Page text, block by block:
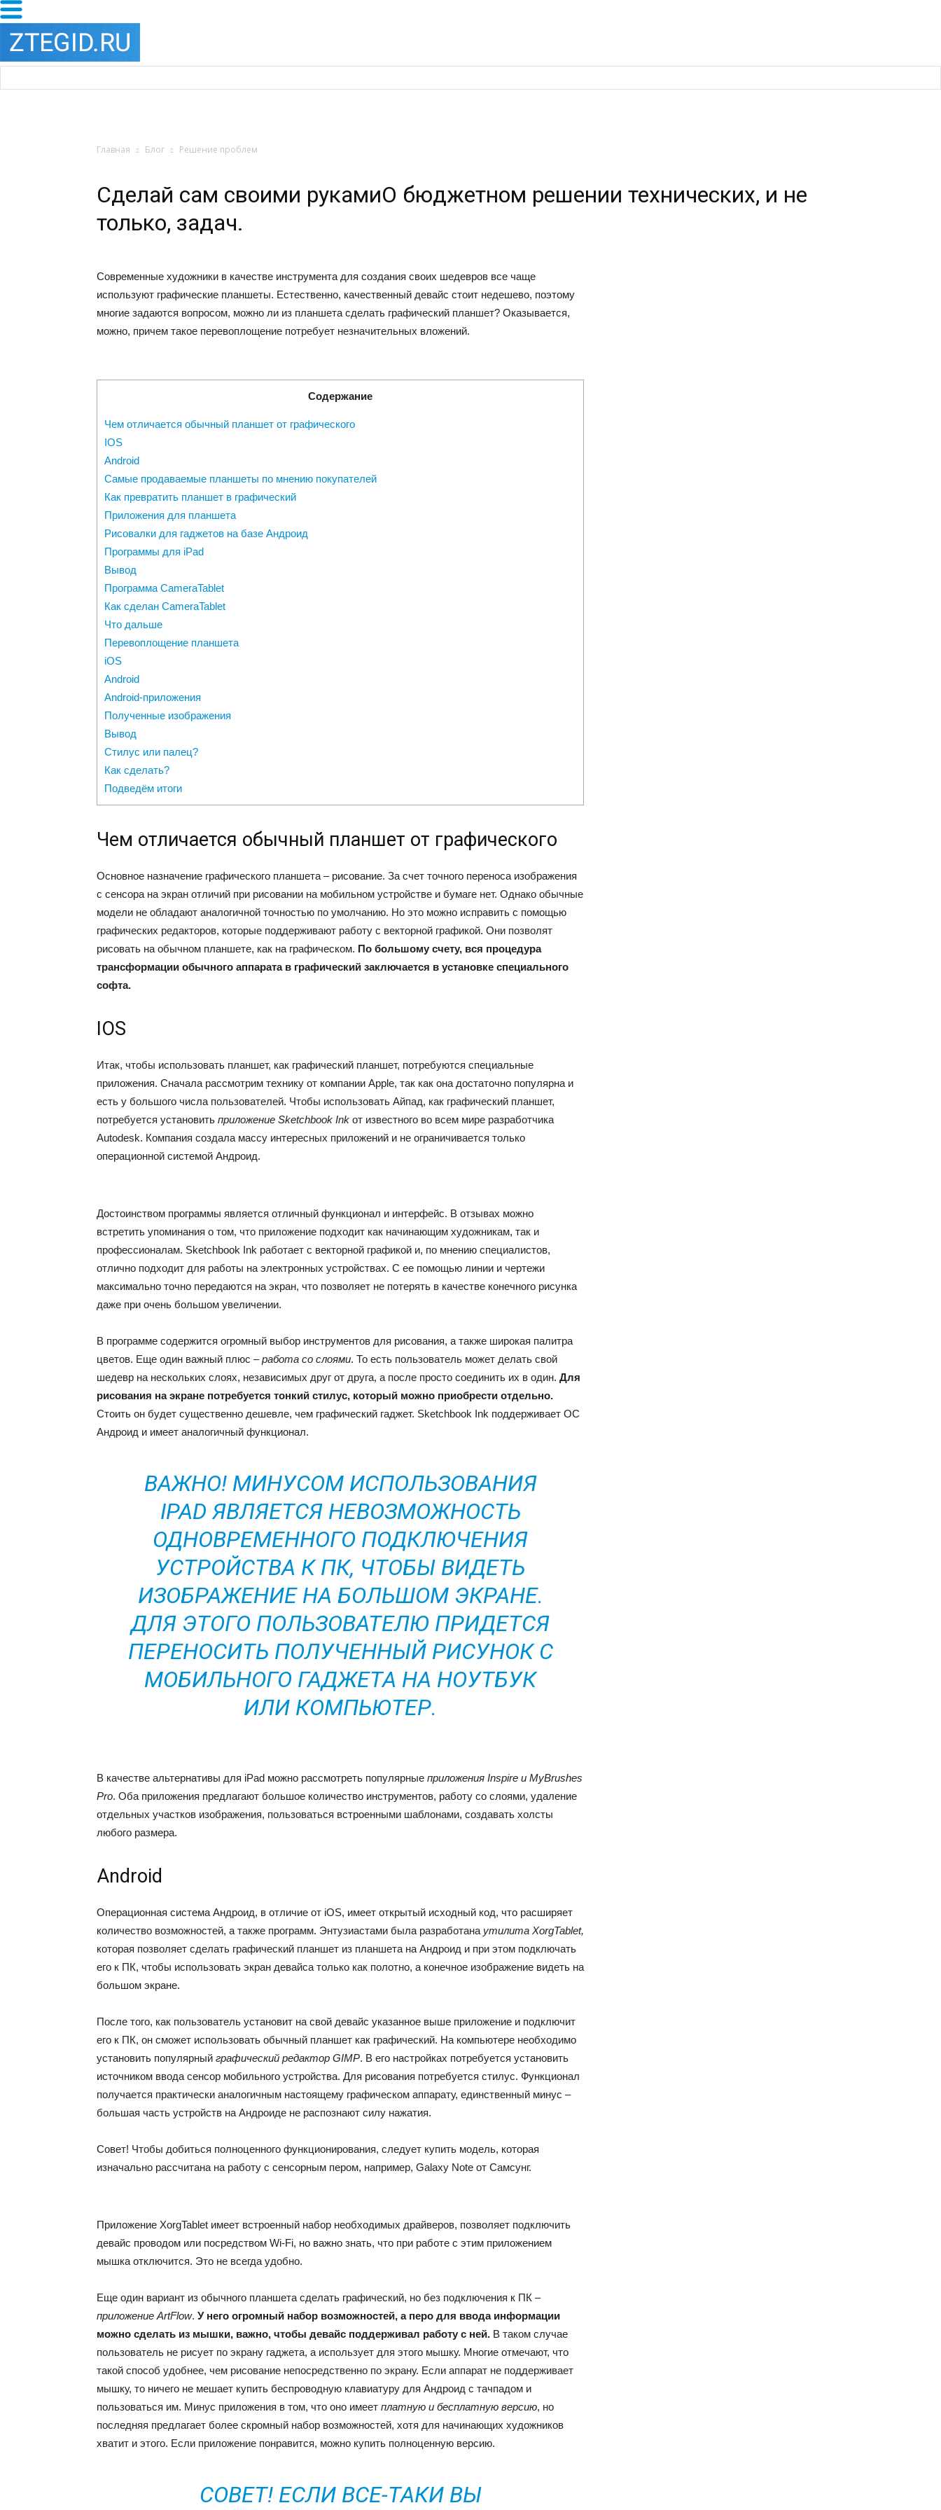
Главная Блог Решение проблем
Сделай сам своими рукамиО бюджетном решении технических, и не
только, задач.
Современные художники в качестве инструмента для создания своих шедевров все чаще
используют графические планшеты. Естественно, качественный девайс стоит недешево, поэтому
многие задаются вопросом, можно ли из планшета сделать графический планшет? Оказывается,
можно, причем такое перевоплощение потребует незначительных вложений.
Содержание
Чем отличается обычный планшет от графического
IOS
Android
Самые продаваемые планшеты по мнению покупателей
Как превратить планшет в графический
Приложения для планшета
Рисовалки для гаджетов на базе Андроид
Программы для iPad
Вывод
Программа CameraTablet
Как сделан CameraTablet
Что дальше
Перевоплощение планшета
iOS
Android
Android-приложения
Полученные изображения
Вывод
Стилус или палец?
Как сделать?
Подведём итоги
Чем отличается обычный планшет от графического
Основное назначение графического планшета – рисование. За счет точного переноса изображения
с сенсора на экран отличий при рисовании на мобильном устройстве и бумаге нет. Однако обычные
модели не обладают аналогичной точностью по умолчанию. Но это можно исправить с помощью
графических редакторов, которые поддерживают работу с векторной графикой. Они позволят
рисовать на обычном планшете, как на графическом. По большому счету, вся процедура
трансформации обычного аппарата в графический заключается в установке специального
софта.
IOS
Итак, чтобы использовать планшет, как графический планшет, потребуются специальные
приложения. Сначала рассмотрим технику от компании Apple, так как она достаточно популярна и
есть у большого числа пользователей. Чтобы использовать Айпад, как графический планшет,
потребуется установить приложение Sketchbook Ink от известного во всем мире разработчика
Autodesk. Компания создала массу интересных приложений и не ограничивается только
операционной системой Андроид.
Достоинством программы является отличный функционал и интерфейс. В отзывах можно
встретить упоминания о том, что приложение подходит как начинающим художникам, так и
профессионалам. Sketchbook Ink работает с векторной графикой и, по мнению специалистов,
отлично подходит для работы на электронных устройствах. С ее помощью линии и чертежи
максимально точно передаются на экран, что позволяет не потерять в качестве конечного рисунка
даже при очень большом увеличении.
В программе содержится огромный выбор инструментов для рисования, а также широкая палитра
цветов. Еще один важный плюс –работа со слоями. То есть пользователь может делать свой
шедевр на нескольких слоях, независимых друг от друга, а после просто соединить их в один. Для
рисования на экране потребуется тонкий стилус, который можно приобрести отдельно.
Стоить он будет существенно дешевле, чем графический гаджет. Sketchbook Ink поддерживает ОС
Андроид и имеет аналогичный функционал.
ВАЖНО! МИНУСОМ ИСПОЛЬЗОВАНИЯ
IPAD ЯВЛЯЕТСЯ НЕВОЗМОЖНОСТЬ
ОДНОВРЕМЕННОГО ПОДКЛЮЧЕНИЯ
УСТРОЙСТВА К ПК, ЧТОБЫ ВИДЕТЬ
ИЗОБРАЖЕНИЕ НА БОЛЬШОМ ЭКРАНЕ.
ДЛЯ ЭТОГО ПОЛЬЗОВАТЕЛЮ ПРИДЕТСЯ
ПЕРЕНОСИТЬ ПОЛУЧЕННЫЙ РИСУНОК С
МОБИЛЬНОГО ГАДЖЕТА НА НОУТБУК
ИЛИ КОМПЬЮТЕР.
В качестве альтернативы для iPad можно рассмотреть популярные приложения Inspire и MyBrushes
Pro. Оба приложения предлагают большое количество инструментов, работу со слоями, удаление
отдельных участков изображения, пользоваться встроенными шаблонами, создавать холсты
любого размера.
Android
Операционная система Андроид, в отличие от iOS, имеет открытый исходный код, что расширяет
количество возможностей, а также программ. Энтузиастами была разработана утилита XorgTablet,
которая позволяет сделать графический планшет из планшета на Андроид и при этом подключать
его к ПК, чтобы использовать экран девайса только как полотно, а конечное изображение видеть на
большом экране.
После того, как пользователь установит на свой девайс указанное выше приложение и подключит
его к ПК, он сможет использовать обычный планшет как графический. На компьютере необходимо
установить популярный графический редактор GIMP. В его настройках потребуется установить
источником ввода сенсор мобильного устройства. Для рисования потребуется стилус. Функционал
получается практически аналогичным настоящему графическом аппарату, единственный минус –
большая часть устройств на Андроиде не распознают силу нажатия.
Совет! Чтобы добиться полноценного функционирования, следует купить модель, которая
изначально рассчитана на работу с сенсорным пером, например, Galaxy Note от Самсунг.
Приложение XorgTablet имеет встроенный набор необходимых драйверов, позволяет подключить
девайс проводом или посредством Wi-Fi, но важно знать, что при работе с этим приложением
мышка отключится. Это не всегда удобно.
Еще один вариант из обычного планшета сделать графический, но без подключения к ПК –
приложение ArtFlow. У него огромный набор возможностей, а перо для ввода информации
можно сделать из мышки, важно, чтобы девайс поддерживал работу с ней. В таком случае
пользователь не рисует по экрану гаджета, а использует для этого мышку. Многие отмечают, что
такой способ удобнее, чем рисование непосредственно по экрану. Если аппарат не поддерживает
мышку, то ничего не мешает купить беспроводную клавиатуру для Андроид с тачпадом и
пользоваться им. Минус приложения в том, что оно имеет платную и бесплатную версию, но
последняя предлагает более скромный набор возможностей, хотя для начинающих художников
хватит и этого. Если приложение понравится, можно купить полноценную версию.
СОВЕТ! ЕСЛИ ВСЕ-ТАКИ ВЫ